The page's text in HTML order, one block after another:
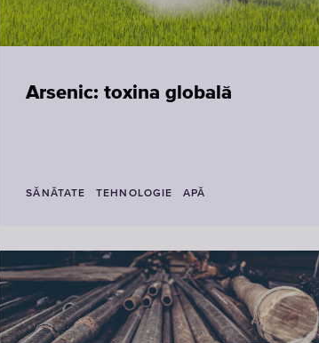
Arsenic: toxina globală
SĂNĂTATE TEHNOLOGIE APĂ